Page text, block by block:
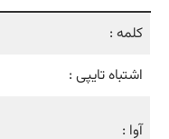
کلمه :
اشتباه تایپی :
آوا :